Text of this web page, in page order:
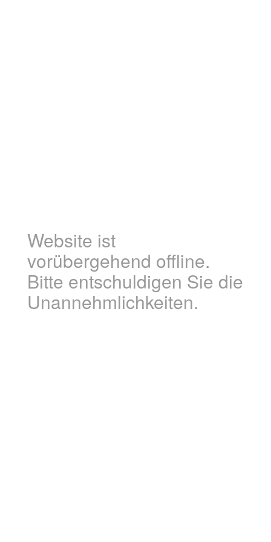
Website ist
vorübergehend offline.
Bitte entschuldigen Sie die
Unannehmlichkeiten.